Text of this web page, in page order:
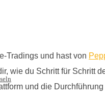
Tradings und hast von
wie du Schritt für Schritt
und die